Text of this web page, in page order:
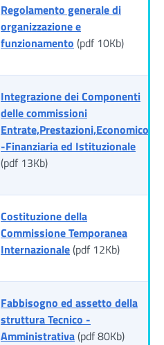
Regolamento generale di
organizzazione e
funzionamento (pdf 10Kb)
Integrazione dei Componenti
delle commissioni
Entrate,Prestazioni,Economico
-Finanziaria ed Istituzionale
(pdf 13Kb)
Costituzione della
Commissione Temporanea
Internazionale(pdf 12Kb)
Fabbisogno ed assetto della
struttura Tecnico -
Amministrativa(pdf 80Kb)